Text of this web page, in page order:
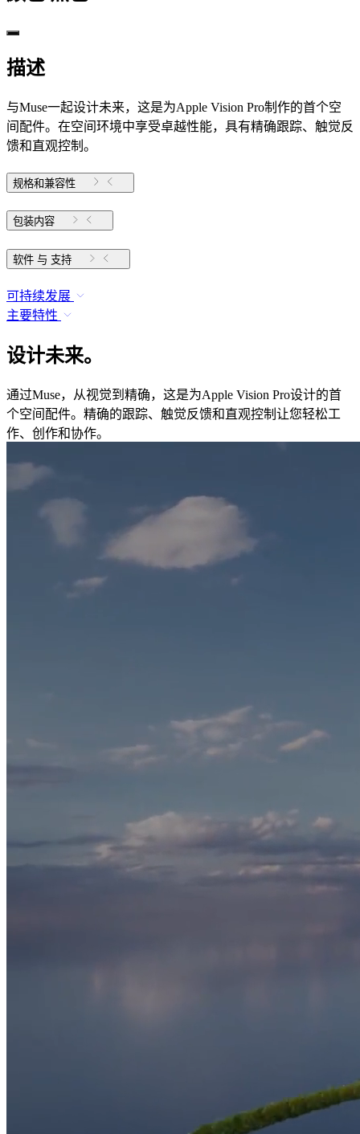
描述
与Muse一起设计未来，这是为Apple Vision Pro制作的首个空
间配件。在空间环境中享受卓越性能，具有精确跟踪、触觉反
馈和直观控制。
规格和兼容性
包装内容
软件 与 支持
可持续发展
主要特性
设计未来。
通过Muse，从视觉到精确，这是为Apple Vision Pro设计的首
个空间配件。精确的跟踪、触觉反馈和直观控制让您轻松工
作、创作和协作。